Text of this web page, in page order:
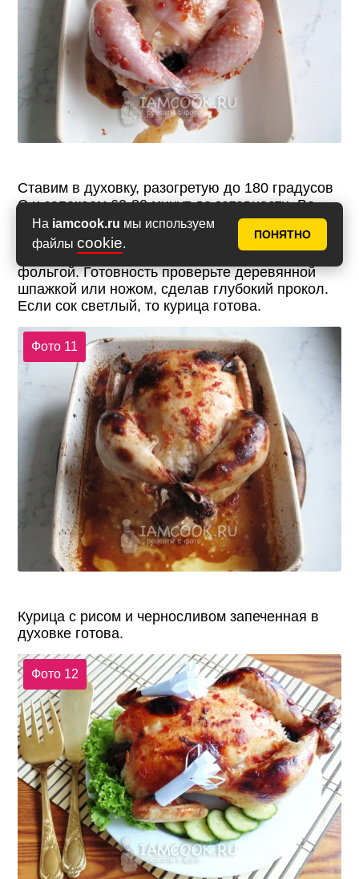
На iamcook.ru мы используем
файлы cookie.
ПОНЯТНО
Ставим в духовку, разогретую до 180 градусов
С и запекаем 60-80 минут до готовности. Во
время запекания поливаем курицу
образовавшимся соком. Если она начнет
сильно подрумяниваться, прикройте её
фольгой. Готовность проверьте деревянной
шпажкой или ножом, сделав глубокий прокол.
Если сок светлый, то курица готова.
Фото 11
Курица с рисом и черносливом запеченная в
духовке готова.
Фото 12